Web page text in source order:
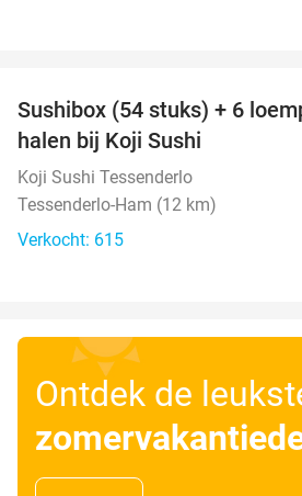
Sushibox (54 stuks) + 6
halen bij Koji Sushi
Koji Sushi Tessenderlo
Tessenderlo-Ham (12 km)
Verkocht: 615
Ontdek de